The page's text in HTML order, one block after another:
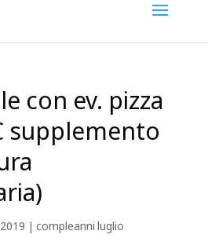
con ev. pizza
supplemento
| compleanni luglio